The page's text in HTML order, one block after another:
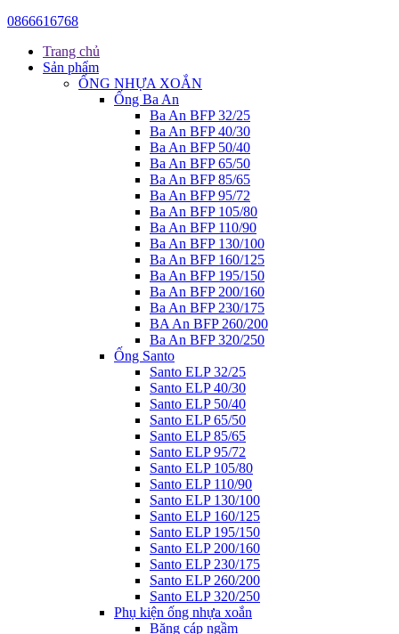
0866616768
Trang chủ
Sản phẩm
ỐNG NHỰA XOẮN
Ống Ba An
Ba An BFP 32/25
Ba An BFP 40/30
Ba An BFP 50/40
Ba An BFP 65/50
Ba An BFP 85/65
Ba An BFP 95/72
Ba An BFP 105/80
Ba An BFP 110/90
Ba An BFP 130/100
Ba An BFP 160/125
Ba An BFP 195/150
Ba An BFP 200/160
Ba An BFP 230/175
BA An BFP 260/200
Ba An BFP 320/250
Ống Santo
Santo ELP 32/25
Santo ELP 40/30
Santo ELP 50/40
Santo ELP 65/50
Santo ELP 85/65
Santo ELP 95/72
Santo ELP 105/80
Santo ELP 110/90
Santo ELP 130/100
Santo ELP 160/125
Santo ELP 195/150
Santo ELP 200/160
Santo ELP 230/175
Santo ELP 260/200
Santo ELP 320/250
Phụ kiện ống nhựa xoắn
Băng cáp ngầm